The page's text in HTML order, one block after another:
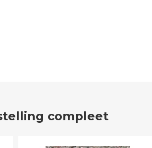
compleet